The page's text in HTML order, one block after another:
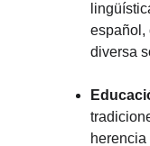
español,
diversa